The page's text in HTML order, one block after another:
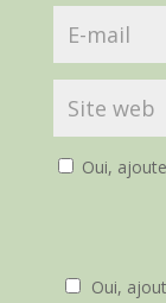
Oui,
Oui,